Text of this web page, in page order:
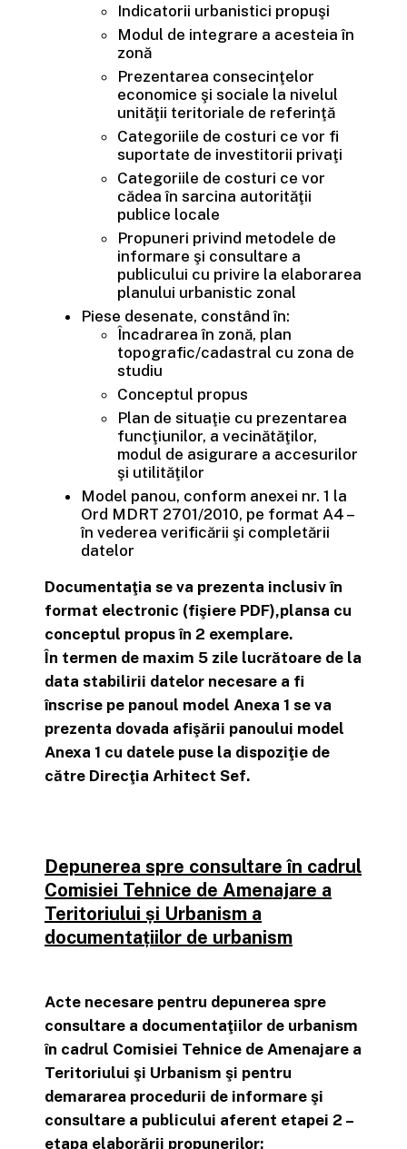
Indicatorii urbanistici propuşi
Modul de integrare a acesteia în
zonă
Prezentarea consecinţelor
economice şi sociale la nivelul
unităţii teritoriale de referinţă
Categoriile de costuri ce vor fi
suportate de investitorii privaţi
Categoriile de costuri ce vor
cădea în sarcina autorităţii
publice locale
Propuneri privind metodele de
informare şi consultare a
publicului cu privire la elaborarea
planului urbanistic zonal
Piese desenate, constând în:
Încadrarea în zonă, plan
topografic/cadastral cu zona de
studiu
Conceptul propus
Plan de situaţie cu prezentarea
funcţiunilor, a vecinătăţilor,
modul de asigurare a accesurilor
şi utilităţilor
Model panou, conform anexei nr. 1 la
Ord MDRT 2701/2010, pe format A4 –
în vederea verificării şi completării
datelor
Documentaţia se va prezenta inclusiv în
format electronic (fişiere PDF),plansa cu
conceptul propus în 2 exemplare.
În termen de maxim 5 zile lucrătoare de la
data stabilirii datelor necesare a fi
înscrise pe panoul model Anexa 1 se va
prezenta dovada afişării panoului model
Anexa 1 cu datele puse la dispoziţie de
către Direcţia Arhitect Sef.
Depunerea spre consultare în cadrul
Comisiei Tehnice de Amenajare a
Teritoriului și Urbanism a
documentațiilor de urbanism
Acte necesare pentru depunerea spre
consultare a documentaţiilor de urbanism
în cadrul Comisiei Tehnice de Amenajare a
Teritoriului şi Urbanism şi pentru
demararea procedurii de informare şi
consultare a publicului aferent etapei 2 –
etapa elaborării propunerilor: